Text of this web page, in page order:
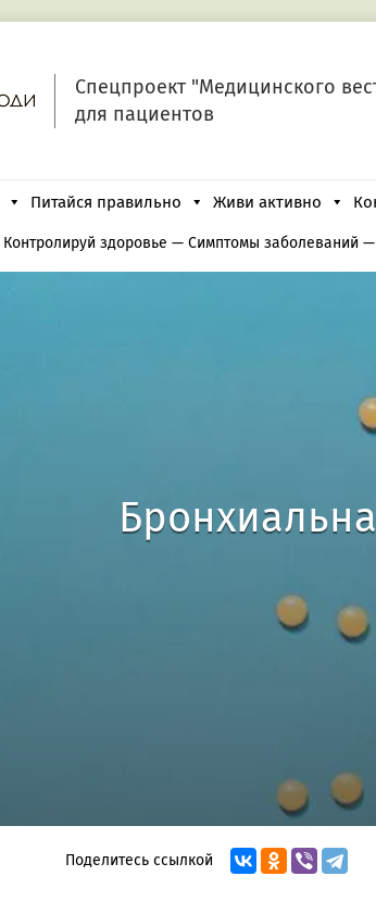
Спецпроект "Медицинского
для пациентов
Питайся правильно Живи активно
Контролируй здоровье — Симптомы заболеваний —
Поделитесь ссылкой